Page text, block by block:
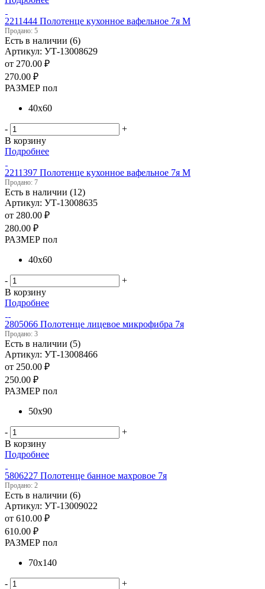
2211444 Полотенце кухонное вафельное 7я М
Продано: 5
Есть в наличии (6)
Артикул: УТ-13008629
от 270.00 ₽
270.00 ₽
РАЗМЕР пол
40х60
-
+
В корзину
Подробнее
2211397 Полотенце кухонное вафельное 7я М
Продано: 7
Есть в наличии (12)
Артикул: УТ-13008635
от 280.00 ₽
280.00 ₽
РАЗМЕР пол
40х60
-
+
В корзину
Подробнее
2805066 Полотенце лицевое микрофибра 7я
Продано: 3
Есть в наличии (5)
Артикул: УТ-13008466
от 250.00 ₽
250.00 ₽
РАЗМЕР пол
50х90
-
+
В корзину
Подробнее
5806227 Полотенце банное махровое 7я
Продано: 2
Есть в наличии (6)
Артикул: УТ-13009022
от 610.00 ₽
610.00 ₽
РАЗМЕР пол
70х140
-
+